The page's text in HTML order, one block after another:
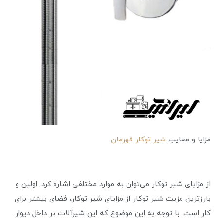
مزایا و معایب شیر توکار قهرمان
از مزایای شیر توکار می‌‎توان به موارد مختلفی اشاره کرد. اولین و
بارزترین مزیت شیر توکار از مزایای شیر توکار، فضای بیشتر برای
کار است. با توجه به این موضوع که این شیرآلات در داخل دیوار